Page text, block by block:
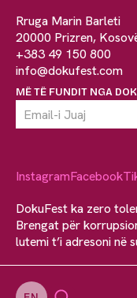
Rruga Marin Barleti
20000 Prizren,
+383 49 150 800
info@dokufest.com
MË TË FUNDIT NGA
InstagramFacebook
DokuFest ka zero
Brengat për
lutemi t’i adresoni në